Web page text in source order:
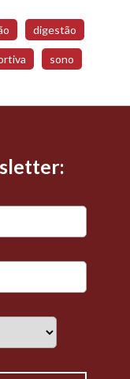
digestão
sono